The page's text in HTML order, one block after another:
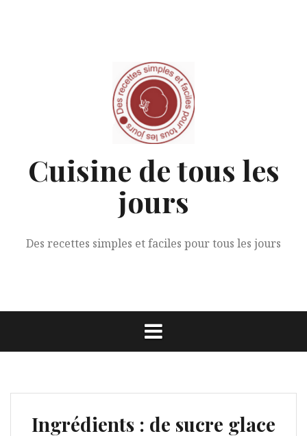
Cuisine de tous les
jours
Des recettes simples et faciles pour tous les jours
Ingrédients : de sucre glace